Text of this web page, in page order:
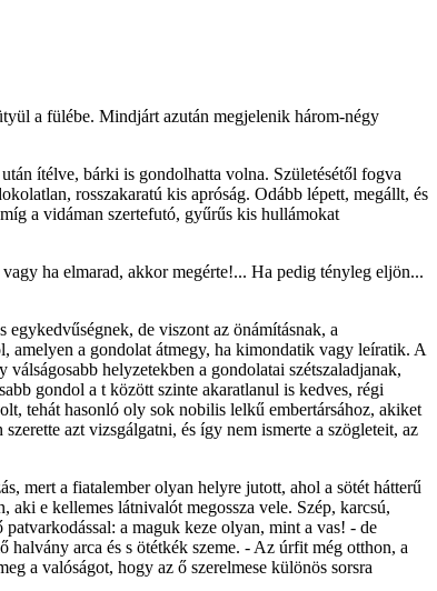
a fülébe. Mindjárt azután megjelenik három-négy
ítélve, bárki is gondolhatta volna. Születésétől fogva
rosszakaratú kis apróság. Odább lépett, megállt, és
a vidáman szertefutó, gyűrűs kis hullámokat
ha elmarad, akkor megérte!... Ha pedig tényleg eljön...
de viszont az önámításnak, a
amelyen a gondolat átmegy, ha kimondatik vagy leíratik. A
helyzetekben a gondolatai szétszaladjanak,
gondol a t között szinte akaratlanul is kedves, régi
tehát hasonló oly sok nobilis lelkű embertársához, akiket
azt vizsgálgatni, és így nem ismerte a szögleteit, az
mert a fiatalember olyan helyre jutott, ahol a sötét hátterű
aki e kellemes látnivalót megossza vele. Szép, karcsú,
a maguk keze olyan, mint a vas! - de
halvány arca és s ötétkék szeme. - Az úrfit még otthon, a
a valóságot, hogy az ő szerelmese különös sorsra